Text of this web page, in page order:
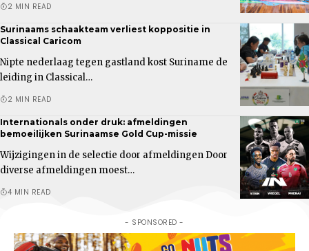
2 MIN READ
Surinaams schaakteam verliest koppositie in
Classical Caricom
Nipte nederlaag tegen gastland kost Suriname de
leiding in Classical…
2 MIN READ
Internationals onder druk: afmeldingen
bemoeilijken Surinaamse Gold Cup-missie
Wijzigingen in de selectie door afmeldingen Door
diverse afmeldingen moest…
4 MIN READ
- SPONSORED -